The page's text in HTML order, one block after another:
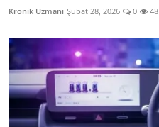
Kronik Uzmanı Şubat 28, 2026 0 48